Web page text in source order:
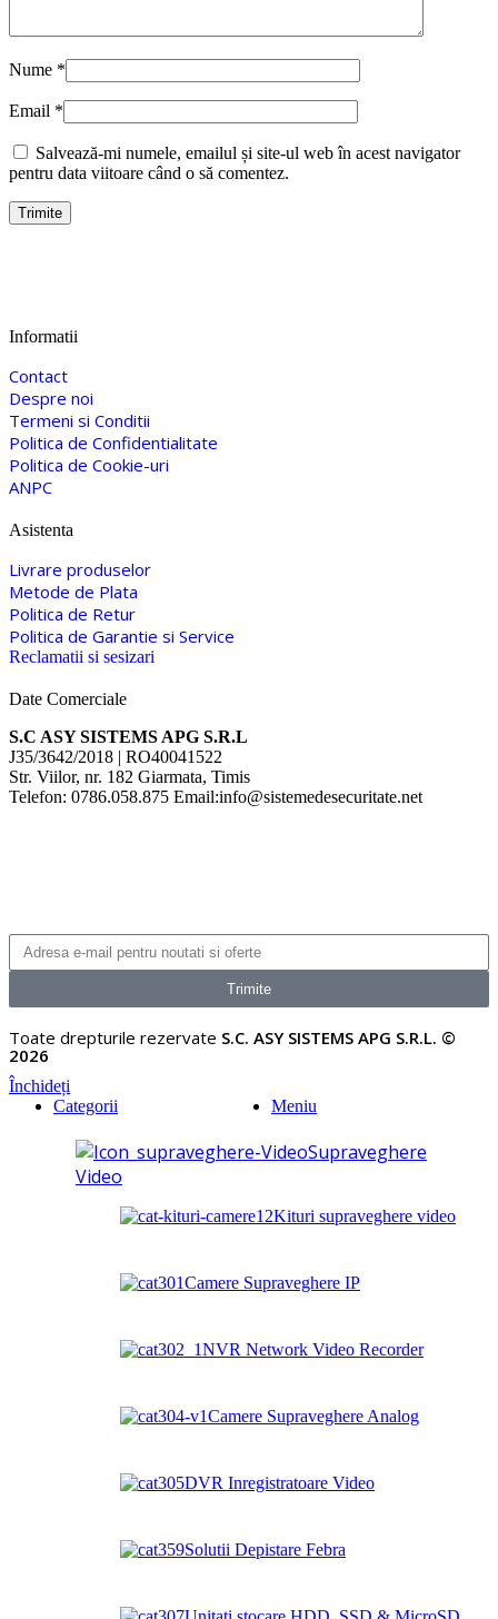
Nume *
Email *
Salvează-mi numele, emailul și site-ul web în acest navigator
pentru data viitoare când o să comentez.
Informatii
Contact
Despre noi
Termeni si Conditii
Politica de Confidentialitate
Politica de Cookie-uri
ANPC
Asistenta
Livrare produselor
Metode de Plata
Politica de Retur
Politica de Garantie si Service
Reclamatii si sesizari
Date Comerciale
S.C ASY SISTEMS APG S.R.L
J35/3642/2018 | RO40041522
Str. Viilor, nr. 182 Giarmata, Timis
Telefon: 0786.058.875 Email:info@sistemedesecuritate.net
Trimite
Toate drepturile rezervate S.C. ASY SISTEMS APG S.R.L. ©
2026
Închideți
Meniu
Categorii
Supraveghere
Video
Kituri supraveghere video
Camere Supraveghere IP
NVR Network Video Recorder
Camere Supraveghere Analog
DVR Inregistratoare Video
Solutii Depistare Febra